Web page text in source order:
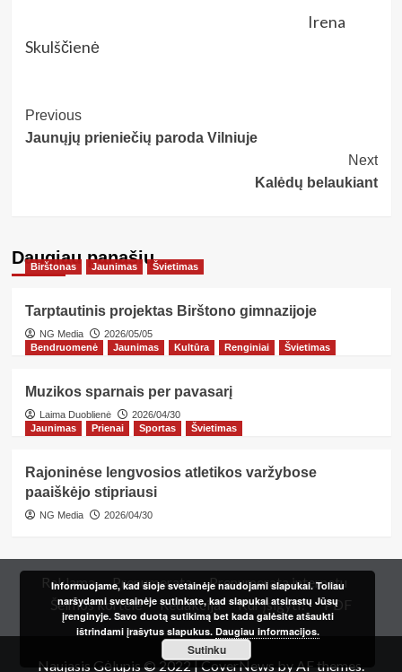
Irena
Skulščienė
Post
Navigation
Previous
Jaunųjų prieniečių paroda Vilniuje
Next
Kalėdų belaukiant
Daugiau panašių…
Birštonas Jaunimas Švietimas
Tarptautinis projektas Birštono gimnazijoje
NG Media
2026/05/05
Bendruomenė
Jaunimas Kultūra Renginiai Švietimas
Muzikos sparnais per pavasarį
Laima Duoblienė
2026/04/30
Jaunimas
Prienai Sportas Švietimas
Rajoninėse lengvosios atletikos varžybose
paaiškėjo stipriausi
NG Media 2026/04/30
Reklama Prenumerata
Prenumerata internetu
Šeimos kortelė
Redakcija Kur įsigyti? PDF
Naujasis Gėlupis © 2022|CoverNews by AF themes.
Informuojame, kad šioje svetainėje naudojami slapukai. Toliau
naršydami svetainėje sutinkate, kad slapukai atsirastų Jūsų
įrenginyje. Savo duotą sutikimą bet kada galėsite atšaukti
ištrindami įrašytus slapukus. Daugiau informacijos.
Sutinku